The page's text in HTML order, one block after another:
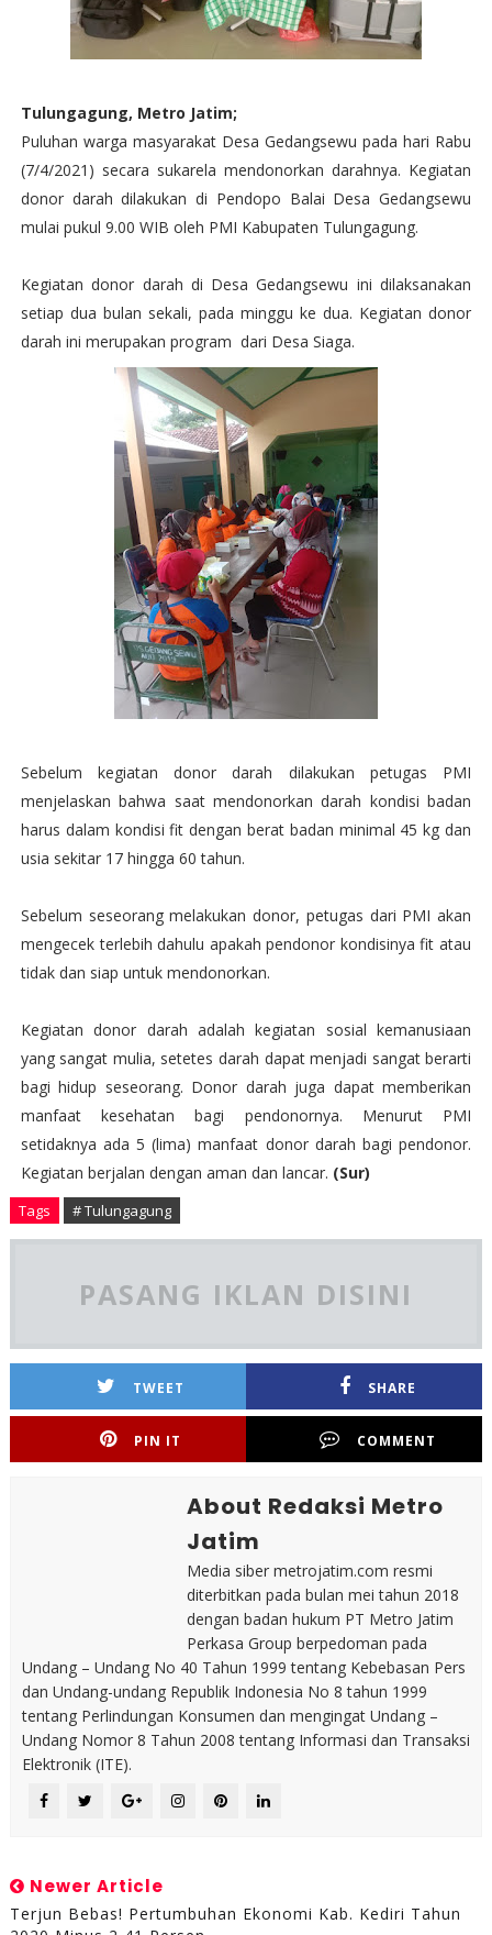
Tulungagung, Metro Jatim;
Puluhan warga masyarakat Desa Gedangsewu pada hari Rabu
(7/4/2021) secara sukarela mendonorkan darahnya. Kegiatan
donor darah dilakukan di Pendopo Balai Desa Gedangsewu
mulai pukul 9.00 WIB oleh PMI Kabupaten Tulungagung.
Kegiatan donor darah di Desa Gedangsewu ini dilaksanakan
setiap dua bulan sekali, pada minggu ke dua. Kegiatan donor
darah ini merupakan program dari Desa Siaga.
Sebelum kegiatan donor darah dilakukan petugas PMI
menjelaskan bahwa saat mendonorkan darah kondisi badan
harus dalam kondisi fit dengan berat badan minimal 45 kg dan
usia sekitar 17 hingga 60 tahun.
Sebelum seseorang melakukan donor, petugas dari PMI akan
mengecek terlebih dahulu apakah pendonor kondisinya fit atau
tidak dan siap untuk mendonorkan.
Kegiatan donor darah adalah kegiatan sosial kemanusiaan
yang sangat mulia, setetes darah dapat menjadi sangat berarti
bagi hidup seseorang. Donor darah juga dapat memberikan
manfaat kesehatan bagi pendonornya. Menurut PMI
setidaknya ada 5 (lima) manfaat donor darah bagi pendonor.
Kegiatan berjalan dengan aman dan lancar. (Sur)
Tags # Tulungagung
PASANG IKLAN DISINI
TWEET SHARE
PIN IT COMMENT
About Redaksi Metro
Jatim
Media siber metrojatim.com resmi
diterbitkan pada bulan mei tahun 2018
dengan badan hukum PT Metro Jatim
Perkasa Group berpedoman pada
Undang – Undang No 40 Tahun 1999 tentang Kebebasan Pers
dan Undang-undang Republik Indonesia No 8 tahun 1999
tentang Perlindungan Konsumen dan mengingat Undang –
Undang Nomor 8 Tahun 2008 tentang Informasi dan Transaksi
Elektronik (ITE).
Newer Article
Terjun Bebas! Pertumbuhan Ekonomi Kab. Kediri Tahun